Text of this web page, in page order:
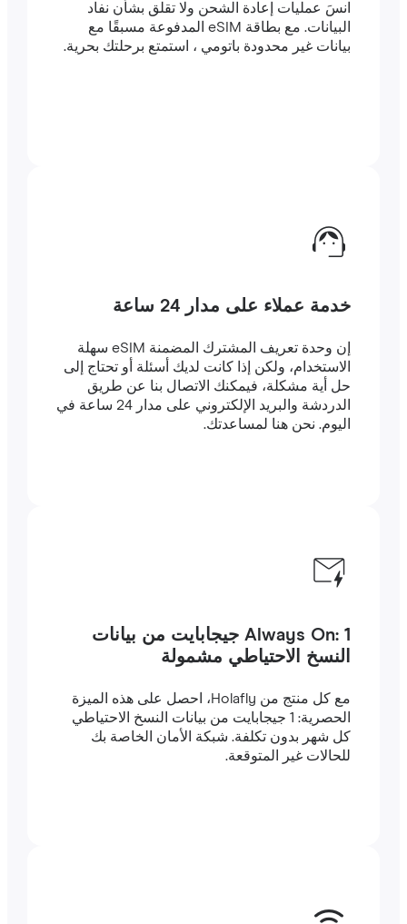
انسَ عمليات إعادة الشحن ولا تقلق بشأن نفاد
البيانات. مع بطاقة eSIM المدفوعة مسبقًا مع
بيانات غير محدودة باتومي ، استمتع برحلتك بحرية.
خدمة عملاء على مدار 24 ساعة
إن وحدة تعريف المشترك المضمنة eSIM سهلة
الاستخدام، ولكن إذا كانت لديك أسئلة أو تحتاج إلى
حل أية مشكلة، فيمكنك الاتصال بنا عن طريق
الدردشة والبريد الإلكتروني على مدار 24 ساعة في
اليوم. نحن هنا لمساعدتك.
Always On: 1 جيجابايت من بيانات
النسخ الاحتياطي مشمولة
مع كل منتج من Holafly، احصل على هذه الميزة
الحصرية: 1 جيجابايت من بيانات النسخ الاحتياطي
كل شهر بدون تكلفة. شبكة الأمان الخاصة بك
للحالات غير المتوقعة.